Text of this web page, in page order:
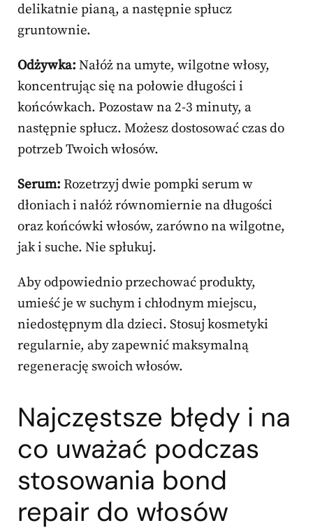
delikatnie pianą, a następnie spłucz
gruntownie.
Odżywka: Nałóż na umyte, wilgotne włosy,
koncentrując się na połowie długości i
końcówkach. Pozostaw na 2-3 minuty, a
następnie spłucz. Możesz dostosować czas do
potrzeb Twoich włosów.
Serum: Rozetrzyj dwie pompki serum w
dłoniach i nałóż równomiernie na długości
oraz końcówki włosów, zarówno na wilgotne,
jak i suche. Nie spłukuj.
Aby odpowiednio przechować produkty,
umieść je w suchym i chłodnym miejscu,
niedostępnym dla dzieci. Stosuj kosmetyki
regularnie, aby zapewnić maksymalną
regenerację swoich włosów.
Najczęstsze błędy i na
co uważać podczas
stosowania bond
repair do włosów